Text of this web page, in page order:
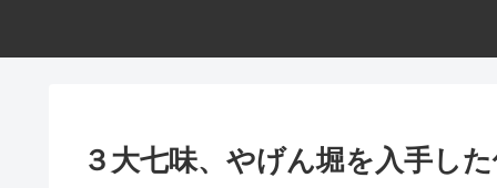
３大七味、やげん堀を入手し